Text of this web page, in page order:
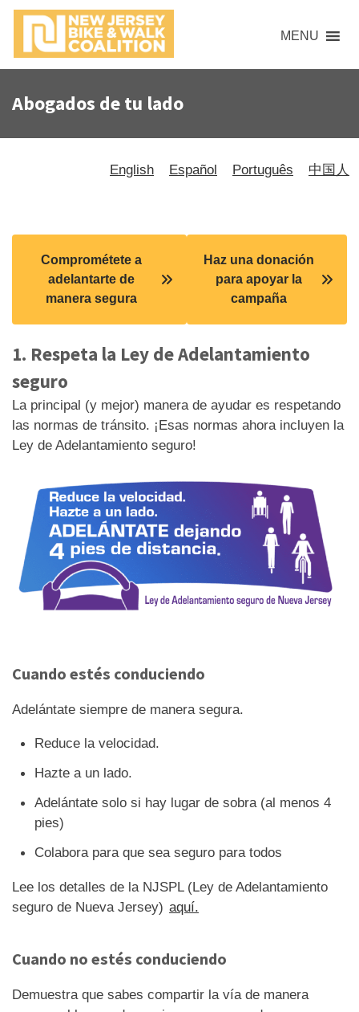
MENU
Abogados de tu lado
English Español Português 中国人
Comprométete a
adelantarte de
manera segura
Haz una donación
para apoyar la
campaña
1. Respeta la Ley de Adelantamiento
seguro
La principal (y mejor) manera de ayudar es respetando
las normas de tránsito. ¡Esas normas ahora incluyen la
Ley de Adelantamiento seguro!
Cuando estés conduciendo
Adelántate siempre de manera segura.
Reduce la velocidad.
Hazte a un lado.
Adelántate solo si hay lugar de sobra (al menos 4
pies)
Colabora para que sea seguro para todos
Lee los detalles de la NJSPL (Ley de Adelantamiento
seguro de Nueva Jersey) aquí.
Cuando no estés conduciendo
Demuestra que sabes compartir la vía de manera